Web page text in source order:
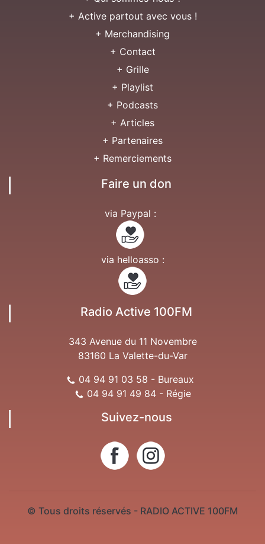
+ Active partout avec vous !
+ Merchandising
+ Contact
+ Grille
+ Playlist
+ Podcasts
+ Articles
+ Partenaires
+ Remerciements
Faire un don
via Paypal :
via helloasso :
Radio Active 100FM
343 Avenue du 11 Novembre
83160 La Valette-du-Var
04 94 91 03 58 - Bureaux
04 94 91 49 84 - Régie
Suivez-nous
© Tous droits réservés - RADIO ACTIVE 100FM